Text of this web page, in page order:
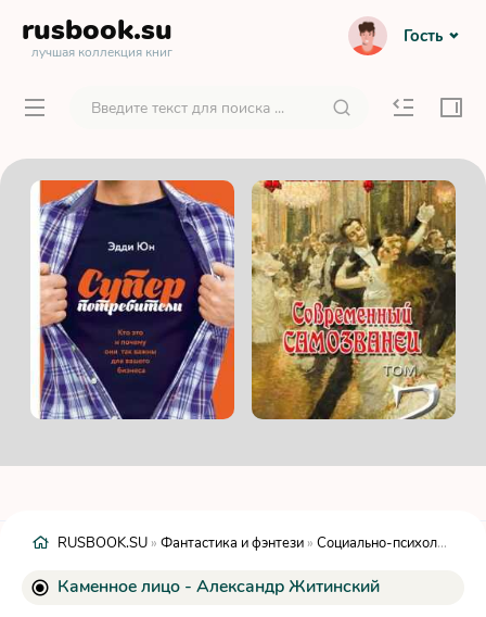
rusbook.su
лучшая коллекция книг
Гость
RUSBOOK.SU » Фантастика и фэнтези » Социально-психологическая
Каменное лицо - Александр Житинский